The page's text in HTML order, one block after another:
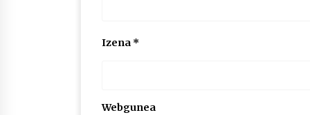
Izena *
Webgunea